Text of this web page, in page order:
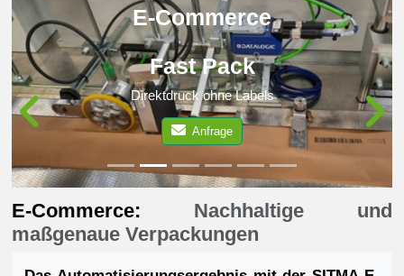
E-Commerce
Fast Pack
Direktdruck ohne Labels
Anfrage
Previous
E-Commerce: Nachhaltige und
maßgenaue Verpackungen